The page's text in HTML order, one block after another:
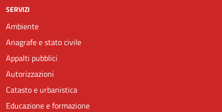
SERVIZI
Ambiente
Anagrafe e stato civile
Appalti pubblici
Autorizzazioni
Catasto e urbanistica
Educazione e formazione